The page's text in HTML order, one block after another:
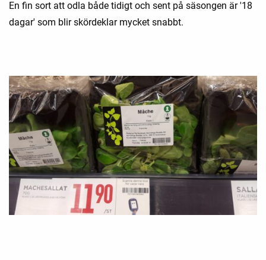
En fin sort att odla både tidigt och sent på säsongen är '18
dagar' som blir skördeklar mycket snabbt.